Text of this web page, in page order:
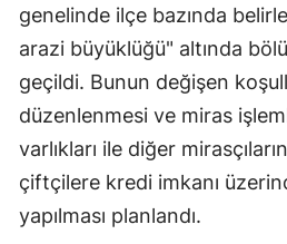
genelinde ilçe bazında
arazi büyüklüğü" altında
geçildi. Bunun değişen
düzenlenmesi ve miras
varlıkları ile diğer
çiftçilere kredi imkanı
yapılması planlandı.